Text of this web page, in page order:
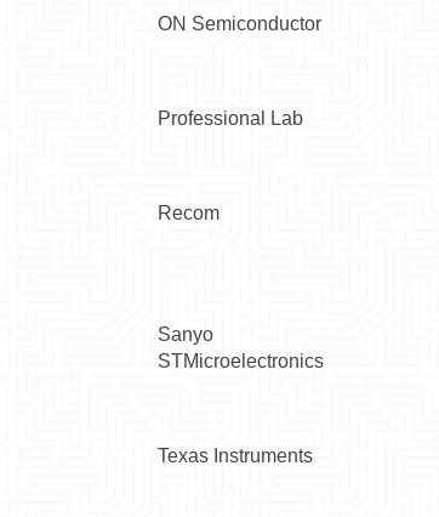
ON Semiconductor
Professional Lab
Recom
Sanyo
STMicroelectronics
Texas Instruments